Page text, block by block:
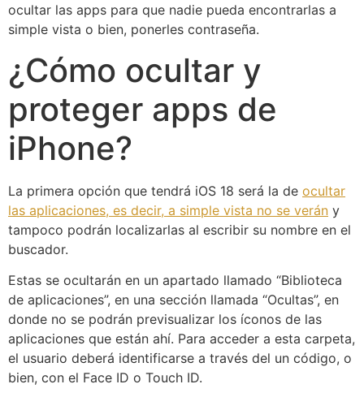
ocultar las apps para que nadie pueda encontrarlas a
simple vista o bien, ponerles contraseña.
¿Cómo ocultar y
proteger apps de
iPhone?
La primera opción que tendrá iOS 18 será la de ocultar
las aplicaciones, es decir, a simple vista no se verán y
tampoco podrán localizarlas al escribir su nombre en el
buscador.
Estas se ocultarán en un apartado llamado “Biblioteca
de aplicaciones”, en una sección llamada “Ocultas”, en
donde no se podrán previsualizar los íconos de las
aplicaciones que están ahí. Para acceder a esta carpeta,
el usuario deberá identificarse a través del un código, o
bien, con el Face ID o Touch ID.